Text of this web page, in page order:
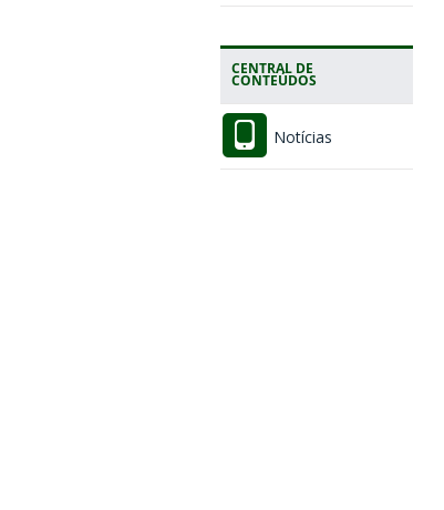
CENTRAL DE
CONTEÚDOS
Notícias